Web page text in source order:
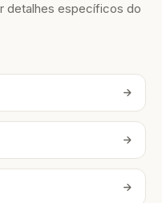
detalhes específicos do